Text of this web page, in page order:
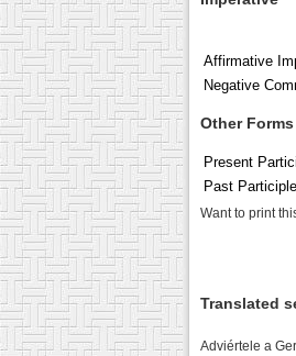
Affirmative
Negative
Other Forms
Present
Past Participle
Want to print
Translated
Adviértele a